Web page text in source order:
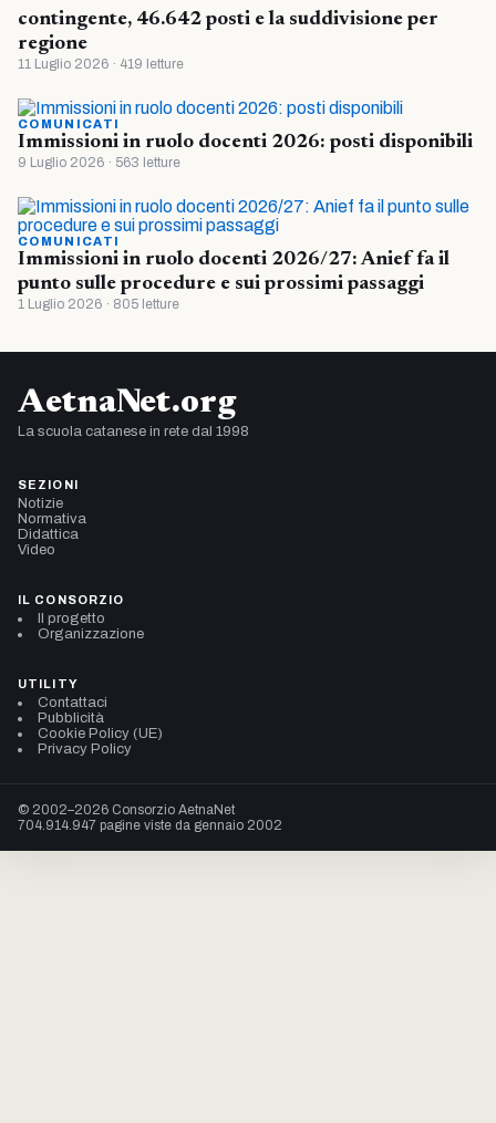
contingente, 46.642 posti e la suddivisione per
regione
11 Luglio 2026 · 419 letture
COMUNICATI
Immissioni in ruolo docenti 2026: posti disponibili
9 Luglio 2026 · 563 letture
COMUNICATI
Immissioni in ruolo docenti 2026/27: Anief fa il
punto sulle procedure e sui prossimi passaggi
1 Luglio 2026 · 805 letture
AetnaNet.org
La scuola catanese in rete dal 1998
SEZIONI
Notizie
Normativa
Didattica
Video
IL CONSORZIO
Il progetto
Organizzazione
UTILITY
Contattaci
Pubblicità
Cookie Policy (UE)
Privacy Policy
© 2002–2026 Consorzio AetnaNet
704.914.947 pagine viste da gennaio 2002